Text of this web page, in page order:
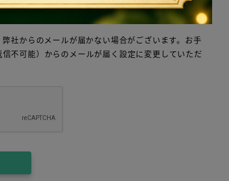
すようお願いいたします。
社からのメールが届かない場合がございます。お手
可能）からのメールが届く設定に変更していただ